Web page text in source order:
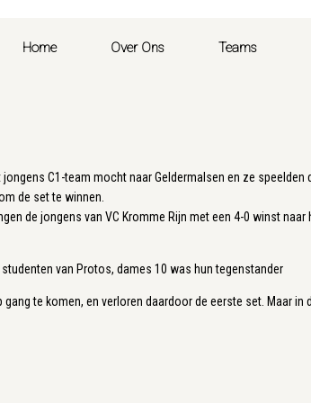
Home Over Ons Teams
C1-team mocht naar Geldermalsen en ze
de set te winnen.
de jongens van VC Kromme Rijn met een 4-0 winst
van Protos, dames 10 was hun tegenstander
te komen, en verloren daardoor de eerste set. Maar